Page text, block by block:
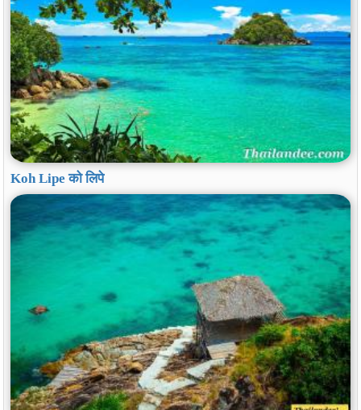
Koh Lipe को लिपे